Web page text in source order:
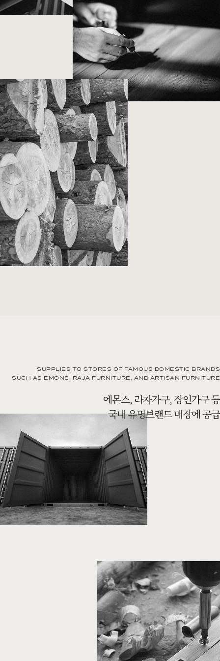
SUPPLIES TO STORES OF FAMOUS DOMESTIC BRANDS
SUCH AS EMONS, RAJA FURNITURE, AND ARTISAN FURNITURE
에몬스, 라자가구, 장인가구 등
국내 유명브랜드 매장에 공급